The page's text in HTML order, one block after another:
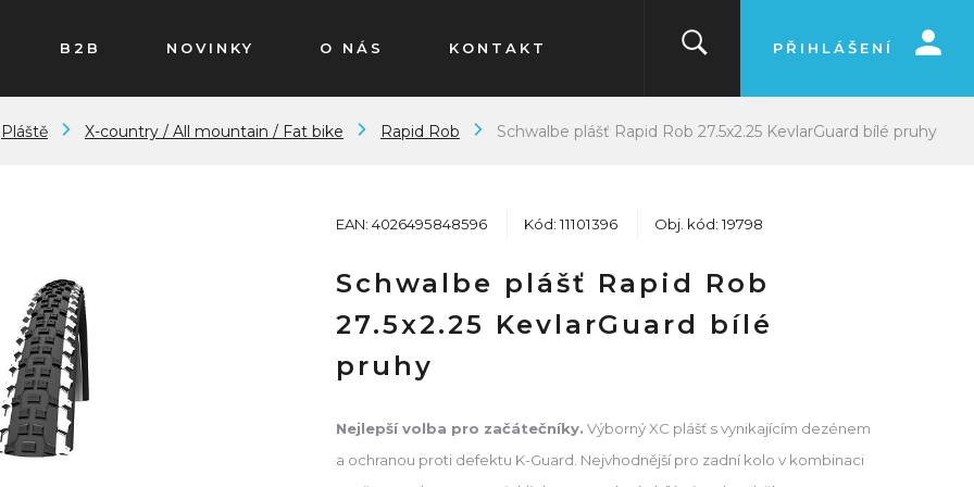
B2B NOVINKY O NÁS KONTAKT PŘIHLÁŠENÍ
Pláště X-country / All mountain / Fat bike Rapid Rob Schwalbe plášť Rapid Rob 27.5x2.25 KevlarGuard bílé pruhy
EAN: 4026495848596 Kód: 11101396 Obj. kód: 19798
Schwalbe plášť Rapid Rob
27.5x2.25 KevlarGuard bílé
pruhy
Nejlepší volba pro začátečníky. Výborný XC plášť s vynikajícím dezénem
a ochranou proti defektu K-Guard. Nejvhodnější pro zadní kolo v kombinaci